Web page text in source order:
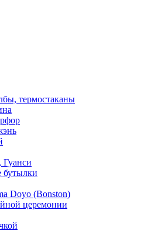
термостаканы
бутылки
Doyo (Bonston)
церемонии